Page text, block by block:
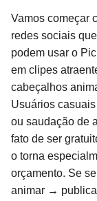
Vamos começar
redes sociais
podem usar o
em clipes
cabeçalhos
Usuários
ou saudação de
fato de ser
o torna
orçamento. Se
animar →